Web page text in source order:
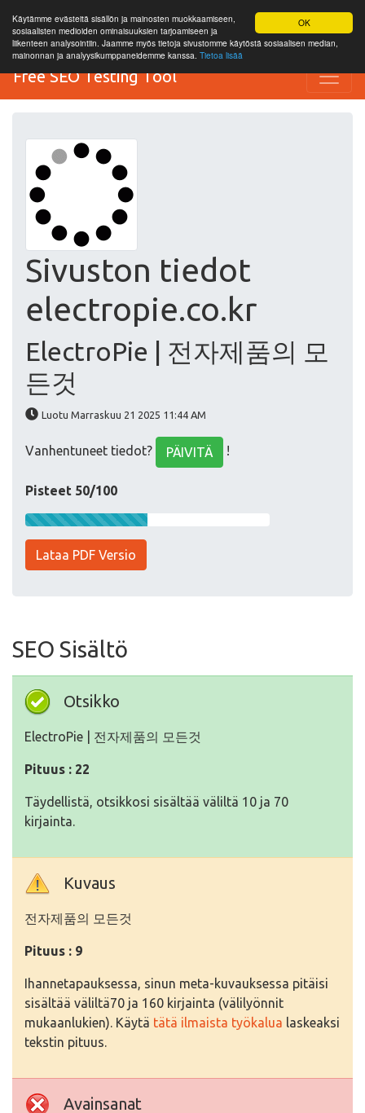
OK
Käytämme evästeitä sisällön ja mainosten muokkaamiseen,
sosiaalisten medioiden ominaisuuksien tarjoamiseen ja
liikenteen analysointiin. Jaamme myös tietoja sivustomme käytöstä sosiaalisen median,
mainonnan ja analyysikumppaneidemme kanssa. Tietoa lisää
Free SEO Testing Tool
Sivuston tiedot
electropie.co.kr
ElectroPie | 전자제품의 모
든것
Luotu Marraskuu 21 2025 11:44 AM
Vanhentuneet tiedot? PÄIVITÄ !
Pisteet 50/100
Lataa PDF Versio
SEO Sisältö
Otsikko
ElectroPie | 전자제품의 모든것
Pituus : 22
Täydellistä, otsikkosi sisältää väliltä 10 ja 70
kirjainta.
Kuvaus
전자제품의 모든것
Pituus : 9
Ihannetapauksessa, sinun meta-kuvauksessa pitäisi
sisältää väliltä70 ja 160 kirjainta (välilyönnit
mukaanlukien). Käytä tätä ilmaista työkalua laskeaksi
tekstin pituus.
Avainsanat